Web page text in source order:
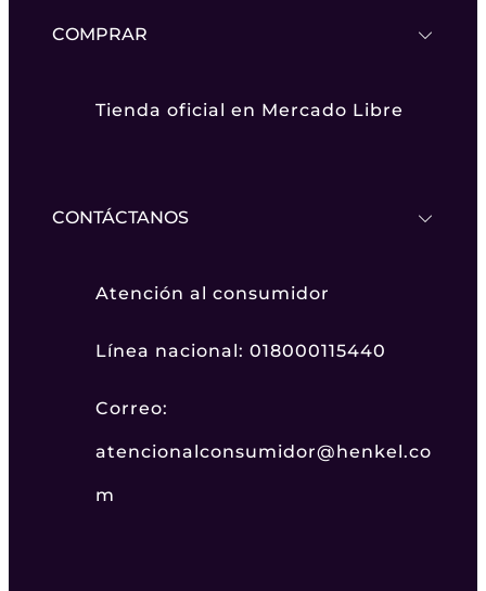
COMPRAR
Tienda oficial en Mercado Libre
CONTÁCTANOS
Atención al consumidor
Línea nacional: 018000115440
Correo:
atencionalconsumidor@henkel.co
m